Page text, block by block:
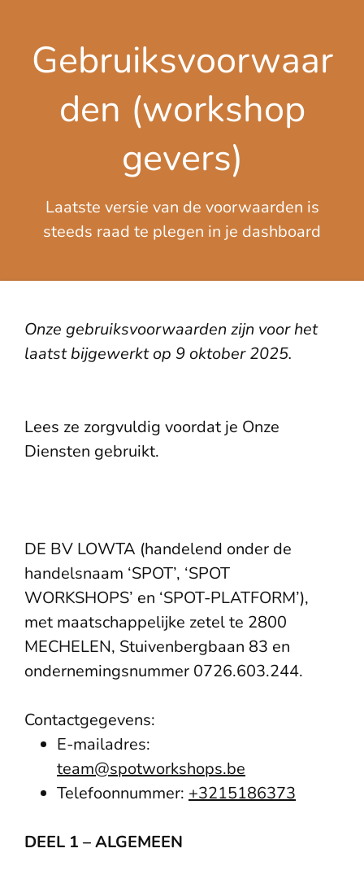
Gebruiksvoorwaar
den (workshop
gevers)
Laatste versie van de voorwaarden is
steeds raad te plegen in je dashboard
Onze gebruiksvoorwaarden zijn voor het
laatst bijgewerkt op 9 oktober 2025.
Lees ze zorgvuldig voordat je Onze
Diensten gebruikt.
DE BV LOWTA (handelend onder de
handelsnaam ‘SPOT’, ‘SPOT
WORKSHOPS’ en ‘SPOT-PLATFORM’),
met maatschappelijke zetel te 2800
MECHELEN, Stuivenbergbaan 83 en
ondernemingsnummer 0726.603.244.
Contactgegevens:
E-mailadres:
team@spotworkshops.be
Telefoonnummer: +3215186373
DEEL 1 – ALGEMEEN